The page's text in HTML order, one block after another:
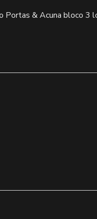
Portas & Acuna bloco 3